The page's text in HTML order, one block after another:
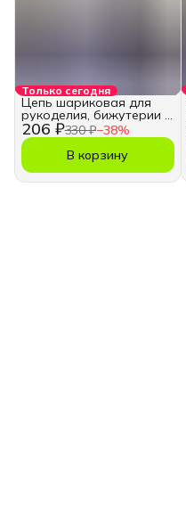
Только сегодня
206 ₽330 ₽−38%
Цепь шариковая для
рукоделия, бижутерии и
украшений
В корзину